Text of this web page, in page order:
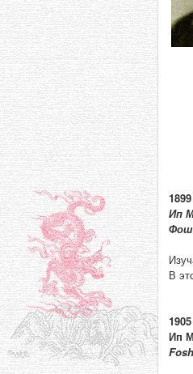
Ип
В
1905
Ип